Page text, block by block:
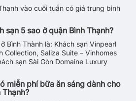
vào cuối tuần có giá trung bình
sạn 5 sao ở quận Bình Thạnh?
Bình Thành là: Khách sạn Vinpearl
Collection, Saliza Suite – Vinhomes
sạn Sài Gòn Domaine Luxury
miễn phí bữa ăn sáng dành cho